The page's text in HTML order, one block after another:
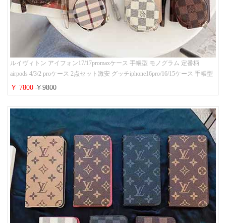
ルイヴィトン アイフォン17/17promaxケース 手帳型 モノグラム 定番柄
airpods 4/3/2 proケース 2点セット激安 グッチiphone16pro/16/15ケース 手帳型
財布カード入り 多機能 ハイ ブランド Galaxy S25/S24/S23手帳カバー おすす
め
￥ 7800￥9800